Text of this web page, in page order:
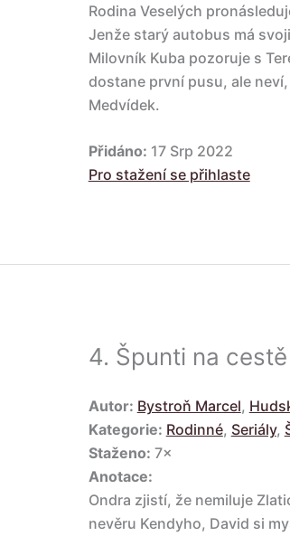
Rodina Veselých
Jenže starý autobus má
Milovník Kuba pozoruje s
dostane první pusu, ale
Medvídek.
Přidáno: 17 Srp 2022
Pro stažení se přihlaste
4. Špunti na
Autor: Bystroň Marcel,
Kategorie: Rodinné, Seriály,
Staženo: 7×
Anotace:
Ondra zjistí, že nemiluje
nevěru Kendyho, David si